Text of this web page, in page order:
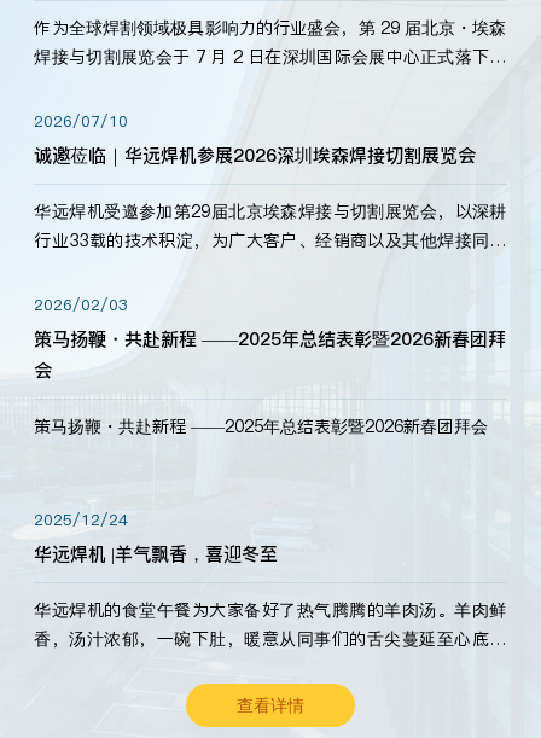
作为全球焊割领域极具影响力的行业盛会，第 29 届北京・埃森
焊接与切割展览会于 7 月 2 日在深圳国际会展中心正式落下帷
标准，持之以恒研发新产品、新技术。新老客户、行业伙伴、
海内外客户为目睹公司发布的新产…
2026/07/10
诚邀莅临｜华远焊机参展2026深圳埃森焊接切割展览会
华远焊机受邀参加第29届北京埃森焊接与切割展览会，以深耕
行业33载的技术积淀，为广大客户、经销商以及其他焊接同仁
2026/02/03
策马扬鞭・共赴新程 ——2025年总结表彰暨2026新春团拜
会
策马扬鞭・共赴新程 ——2025年总结表彰暨2026新春团拜会
2025/12/24
华远焊机 |羊气飘香，喜迎冬至
华远焊机的食堂午餐为大家备好了热气腾腾的羊肉汤。羊肉鲜
香，汤汁浓郁，一碗下肚，暖意从同事们的舌尖蔓延至心底。
查看详情